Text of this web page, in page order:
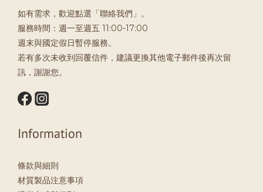
如有需求，歡迎點選「聯絡我們」。
服務時間：週一至週五 11:00-17:00
週末與國定假日暫停服務。
若有多次未收到回覆信件，建議更換其他電子郵件後再次留
訊，謝謝您。
Information
條款與細則
材質製品注意事項